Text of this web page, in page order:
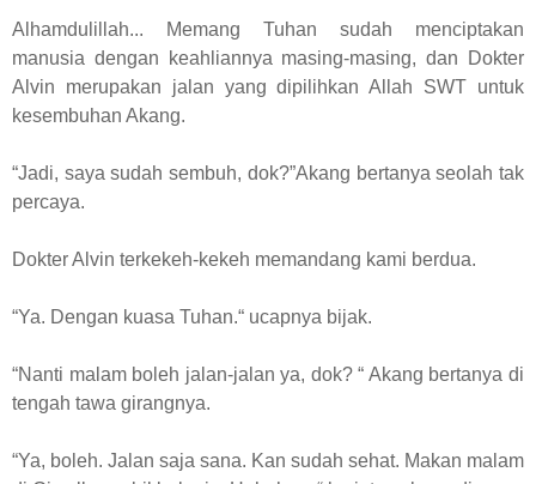
Alhamdulillah... Memang Tuhan sudah menciptakan
manusia dengan keahliannya masing-masing, dan Dokter
Alvin merupakan jalan yang dipilihkan Allah SWT untuk
kesembuhan Akang.
“Jadi, saya sudah sembuh, dok?”Akang bertanya seolah tak
percaya.
Dokter Alvin terkekeh-kekeh memandang kami berdua.
“Ya. Dengan kuasa Tuhan.“ ucapnya bijak.
“Nanti malam boleh jalan-jalan ya, dok? “ Akang bertanya di
tengah tawa girangnya.
“Ya, boleh. Jalan saja sana. Kan sudah sehat. Makan malam